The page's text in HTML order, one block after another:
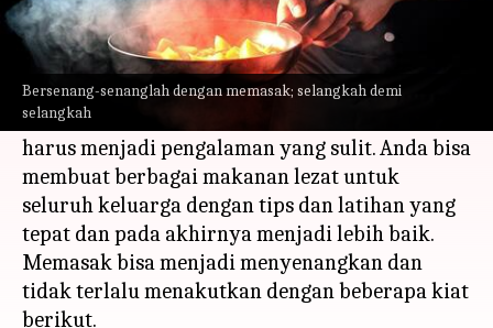
Bersenang-senanglah dengan memasak; selangkah demi
selangkah
Apa ceritanya
Jika baru saja belajar memasak, Anda mungkin
tidak yakin harus memulai dari mana.
Ingatlah bahwa memasak sebagai pemula tidak
harus menjadi pengalaman yang sulit. Anda bisa
membuat berbagai makanan lezat untuk
seluruh keluarga dengan tips dan latihan yang
tepat dan pada akhirnya menjadi lebih baik.
Memasak bisa menjadi menyenangkan dan
tidak terlalu menakutkan dengan beberapa kiat